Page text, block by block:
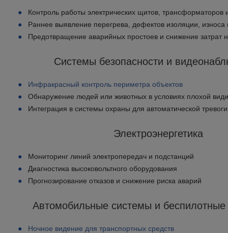
Контроль работы электрических щитов, трансформаторов
Раннее выявление перегрева, дефектов изоляции,
Предотвращение аварийных простоев и снижение затрат
Системы безопасности и
Инфракрасный контроль периметра объектов
Обнаружение людей или животных в условиях плохой
Интеграция в системы охраны для автоматической тревоги
Электроэнергетика
Мониторинг линий электропередач и подстанций
Диагностика высоковольтного оборудования
Прогнозирование отказов и снижение риска аварий
Автомобильные системы и
Ночное видение для транспортных средств